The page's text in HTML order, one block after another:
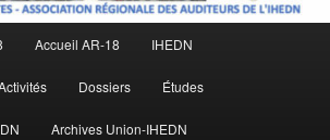
Accueil AR-18 IHEDN
Dossiers Études
Archives Union-IHEDN